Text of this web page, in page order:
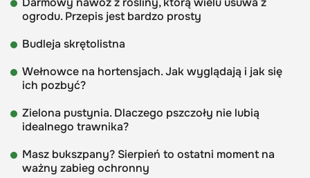
ogrodu. Przepis jest bardzo prosty
Budleja skrętolistna
Wełnowce na hortensjach. Jak wyglądają i jak się
ich pozbyć?
Zielona pustynia. Dlaczego pszczoły nie lubią
idealnego trawnika?
Masz bukszpany? Sierpień to ostatni moment na
ważny zabieg ochronny